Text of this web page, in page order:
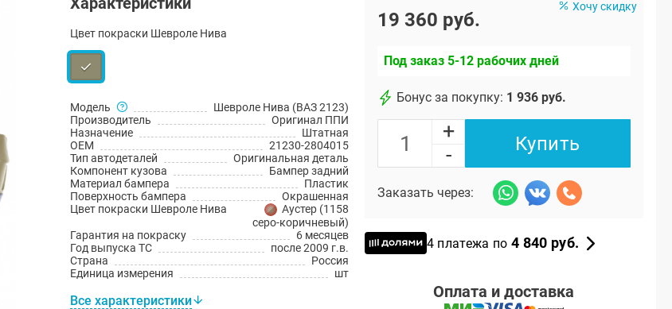
Цвет покраски Шевроле Нива
Модель
Шевроле Нива (ВАЗ 2123)
Производитель
Оригинал ППИ
Назначение
Штатная
OEM
21230-2804015
Тип автодеталей
Оригинальная деталь
Компонент кузова
Бампер задний
Материал бампера
Пластик
Поверхность бампера
Окрашенная
Цвет покраски Шевроле Нива
Аустер (1158
серо-коричневый)
Гарантия на покраску
6 месяцев
Год выпуска ТС
после 2009 г.в.
Страна
Россия
Единица измерения
шт
Все характеристики
Хочу скидку
19 360 руб.
Под заказ 5-12 рабочих дней
Бонус за покупку: 1 936 руб.
+
-
Купить
Заказать через:
4 платежа по 4 840 руб.
Оплата и доставка